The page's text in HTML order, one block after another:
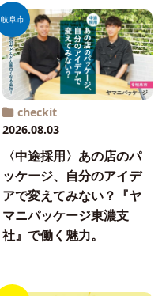
岐阜市
checkit
2026.08.03
〈中途採用〉あの店のパ
ッケージ、自分のアイデ
アで変えてみない？『ヤ
マニパッケージ東濃支
社』で働く魅力。